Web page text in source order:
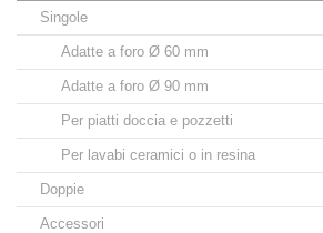
Singole
Adatte a foro Ø 60 mm
Adatte a foro Ø 90 mm
Per piatti doccia e pozzetti
Per lavabi ceramici o in resina
Doppie
Accessori